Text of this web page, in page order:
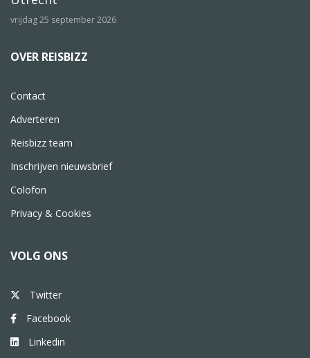
vrijdag 25 september 2026
OVER REISBIZZ
Contact
Adverteren
Reisbizz team
Inschrijven nieuwsbrief
Colofon
Privacy & Cookies
VOLG ONS
Twitter
Facebook
Linkedin